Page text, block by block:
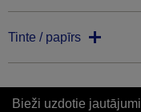
Tinte / papīrs
Bieži uzdotie jautājumi